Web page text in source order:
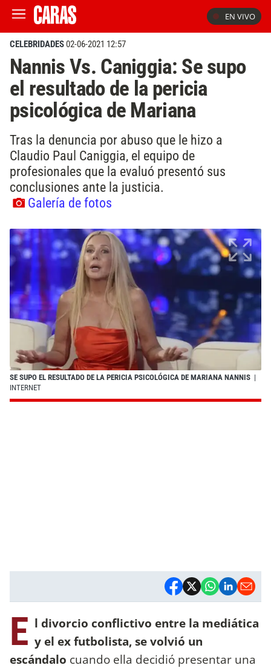
EN VIVO
CELEBRIDADES02-06-2021 12:57
Nannis Vs. Caniggia: Se supo
el resultado de la pericia
psicológica de Mariana
Tras la denuncia por abuso que le hizo a
Claudio Paul Caniggia, el equipo de
profesionales que la evaluó presentó sus
conclusiones ante la justicia.
Galería de fotos
SE SUPO EL RESULTADO DE LA PERICIA PSICOLÓGICA DE MARIANA NANNIS |
INTERNET
E l divorcio conflictivo entre la mediática
y el ex futbolista, se volvió un
escándalo cuando ella decidió presentar una